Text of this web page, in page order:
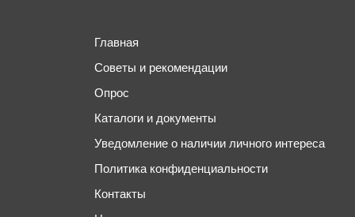
Главная
Советы и рекомендации
Опрос
Каталоги и документы
Уведомление о наличии личного интереса
Политика конфиденциальности
Контакты